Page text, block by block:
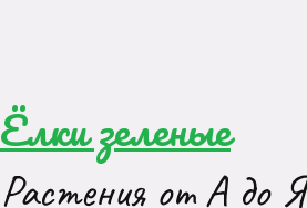
Ёлки зеленые
Растения от А до Я